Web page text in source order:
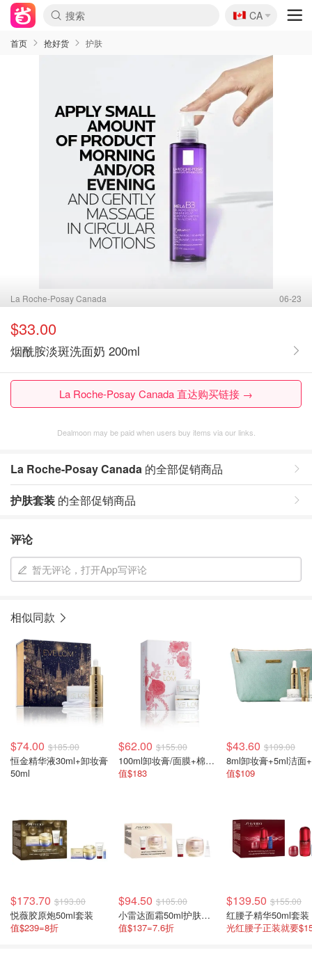
🇨🇦
CA
首页 抢好货 护肤
La Roche-Posay Canada 06-23
$33.00
烟酰胺淡斑洗面奶 200ml
La Roche-Posay Canada 直达购买链接 →
Dealmoon may be paid when users buy items via our links.
La Roche-Posay Canada 的全部促销商品
护肤套装 的全部促销商品
评论
暂无评论，打开App写评论
相似同款
$74.00 $185.00
恒金精华液30ml+卸妆膏
50ml
$62.00 $155.00
100ml卸妆膏/面膜+棉布清洁巾
值$183
$43.60 $109.00
值$109
$173.70 $193.00
悦薇胶原炮50ml套装
值$239=8折
$94.50 $105.00
小雷达面霜50ml护肤套装
值$137=7.6折
$139.50 $155.00
红腰子精华50ml套装